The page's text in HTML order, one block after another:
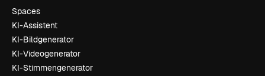
Spaces
KI-Assistent
KI-Bildgenerator
KI-Videogenerator
KI-Stimmengenerator